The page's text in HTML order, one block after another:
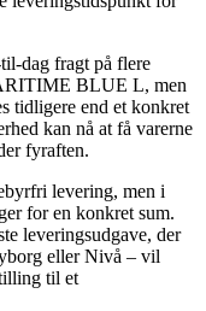
dag fragt på flere
BLUE L, men
tidligere end et konkret
kan nå at få varerne
fyraften.
levering, men i
for en konkret sum.
leveringsudgave, der
eller Nivå – vil
til et